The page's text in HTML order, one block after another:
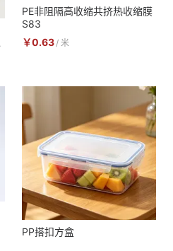
PE非阻隔高收缩共挤热收缩膜
S83
￥0.63 /米
PP搭扣方盒